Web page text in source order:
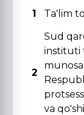
1
Ta'lim
2
Sud
instituti
va